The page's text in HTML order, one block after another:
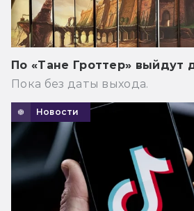
По «Тане Гроттер» выйдут
Пока без даты выхода.
Новости